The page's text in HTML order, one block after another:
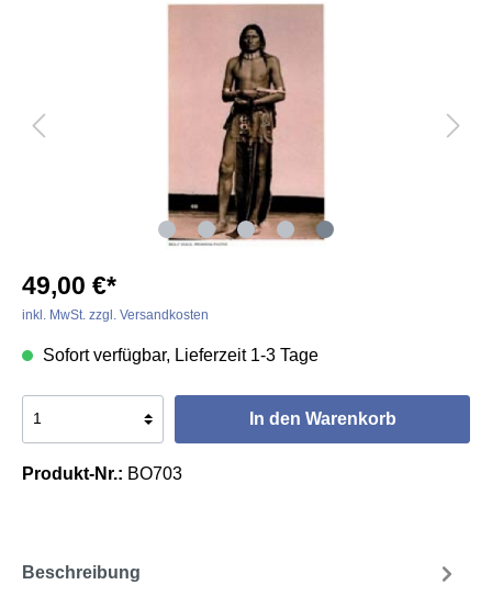
49,00 €*
inkl. MwSt. zzgl. Versandkosten
Sofort verfügbar, Lieferzeit 1-3 Tage
In den Warenkorb
Produkt-Nr.: BO703
Beschreibung